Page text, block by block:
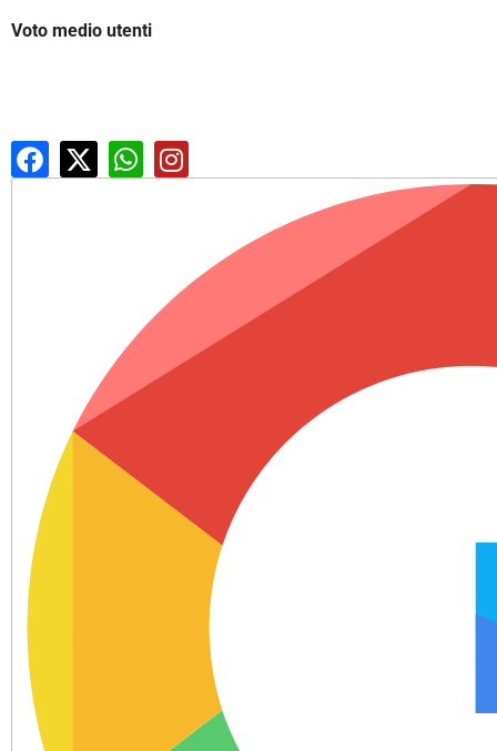
Voto medio utenti